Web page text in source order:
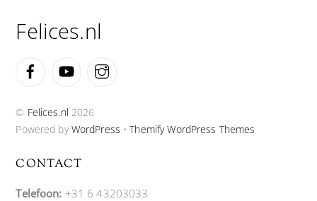
Felices.nl
FacebookYouTube
© Felices.nl 2026
Powered byWordPress •Themify WordPress Themes
CONTACT
Telefoon: +31 6 43203033